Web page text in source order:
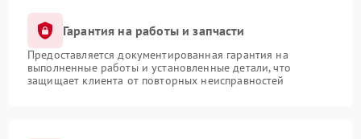
Гарантия на работы и запчасти
Предоставляется документированная гарантия на
выполненные работы и установленные детали, что
защищает клиента от повторных неисправностей